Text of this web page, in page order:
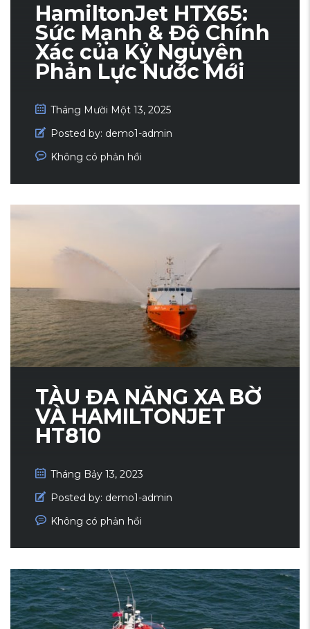
HamiltonJet HTX65:
Sức Mạnh & Độ Chính
Xác của Kỷ Nguyên
Phản Lực Nước Mới
Tháng Mười Một 13, 2025
Posted by: demo1-admin
Không có phản hồi
TÀU ĐA NĂNG XA BỜ
VÀ HAMILTONJET
HT810
Tháng Bảy 13, 2023
Posted by: demo1-admin
Không có phản hồi